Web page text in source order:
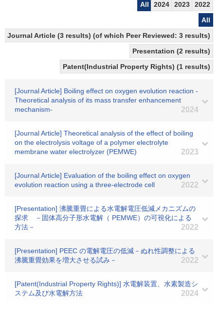
All 2024 2023
2022
All
Journal Article (3 results) (of which Peer Reviewed: 3 results)
Presentation (2 results)
Patent(Industrial Property Rights) (1 results)
[Journal Article] Boiling effect on oxygen evolution reaction -
Theoretical analysis of its mass transfer enhancement
mechanism-
2024
[Journal Article] Theoretical analysis of the effect of boiling
on the electrolysis voltage of a polymer electrolyte
membrane water electrolyzer (PEMWE)
2023
[Journal Article] Evaluation of the boiling effect on oxygen
evolution reaction using a three-electrode cell
2022
[Presentation] 沸騰重畳による水電解電圧低減メカニズムの
探求 －固体高分子形水電解（ PEMWE）の可視化による
方法－
2022
[Presentation] PEEC の電解電圧の低減－ぬれ性調整による
沸騰重畳効果を増大させる試み－
2022
[Patent(Industrial Property Rights)] 水電解装置、水素製造シ
ステム及び水電解方法
2024